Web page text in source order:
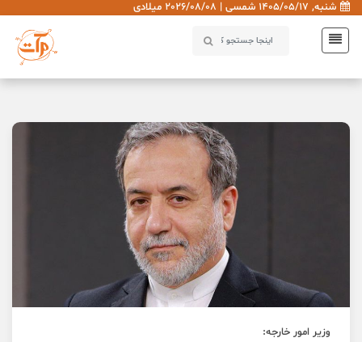
شنبه, 1405/05/17 شمسی | 2026/08/08 میلادی
وزیر امور خارجه: